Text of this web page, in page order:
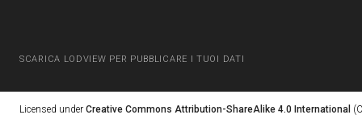
SCARICA LODVIEW PER PUBBLICARE I TUOI DATI
Licensed under Creative Commons Attribution-ShareAlike 4.0 International